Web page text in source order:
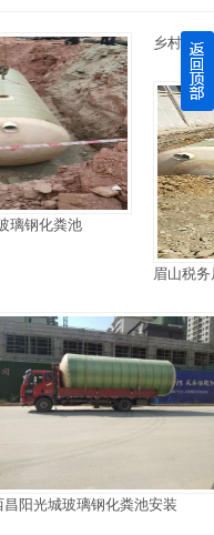
玻璃钢化粪池的这几点原因
础知识你都记住了吗？
何进行挑选？
遇到这些难题
璃钢化粪池
乡村模
眉山税
昌阳光城玻璃钢化粪池安装